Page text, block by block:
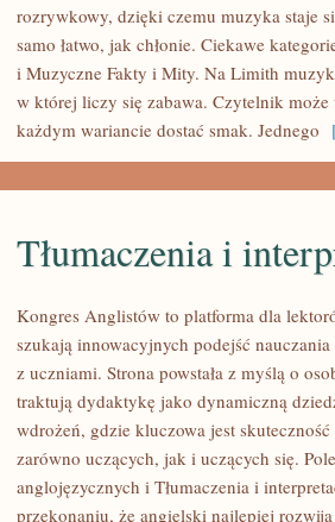
ZAGRANICZNA
SCENA
MUZYCZNA
rozrywkowy, dzięki czemu muzyka staje
samo łatwo, jak chłonie. Ciekawe
i Muzyczne Fakty i Mity. Na Limith
w której liczy się zabawa. Czytelnik może
każdym wariancie dostać smak. Jednego
TŁUMACZENIA
Tłumaczenia i
Kongres Anglistów to platforma dla
szukają innowacyjnych podejść
z uczniami. Strona powstała z myślą o
traktują dydaktykę jako dynamiczną
wdrożeń, gdzie kluczowa jest
zarówno uczących, jak i uczących się.
anglojęzycznych i Tłumaczenia i
przekonaniu, że angielski najlepiej